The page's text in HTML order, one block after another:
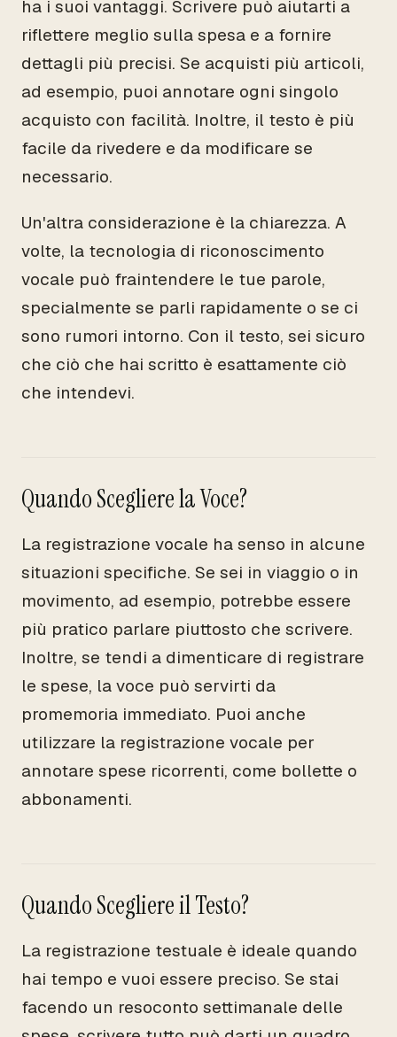
ha i suoi vantaggi. Scrivere può aiutarti a
riflettere meglio sulla spesa e a fornire
dettagli più precisi. Se acquisti più articoli,
ad esempio, puoi annotare ogni singolo
acquisto con facilità. Inoltre, il testo è più
facile da rivedere e da modificare se
necessario.
Un'altra considerazione è la chiarezza. A
volte, la tecnologia di riconoscimento
vocale può fraintendere le tue parole,
specialmente se parli rapidamente o se ci
sono rumori intorno. Con il testo, sei sicuro
che ciò che hai scritto è esattamente ciò
che intendevi.
Quando Scegliere la Voce?
La registrazione vocale ha senso in alcune
situazioni specifiche. Se sei in viaggio o in
movimento, ad esempio, potrebbe essere
più pratico parlare piuttosto che scrivere.
Inoltre, se tendi a dimenticare di registrare
le spese, la voce può servirti da
promemoria immediato. Puoi anche
utilizzare la registrazione vocale per
annotare spese ricorrenti, come bollette o
abbonamenti.
Quando Scegliere il Testo?
La registrazione testuale è ideale quando
hai tempo e vuoi essere preciso. Se stai
facendo un resoconto settimanale delle